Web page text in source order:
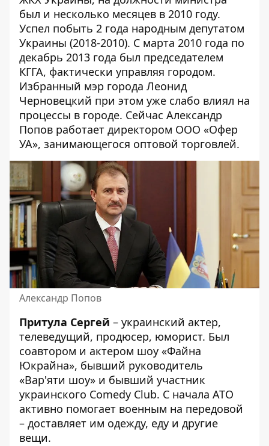
был и несколько месяцев в 2010 году.
Успел побыть 2 года народным депутатом
Украины (2018-2010). С марта 2010 года по
декабрь 2013 года был председателем
КГГА, фактически управляя городом.
Избранный мэр города Леонид
Черновецкий при этом уже слабо влиял на
процессы в городе. Сейчас Александр
Попов работает директором ООО «Офер
УА», занимающегося оптовой торговлей.
Александр Попов
Притула Сергей – украинский актер,
телеведущий, продюсер, юморист. Был
соавтором и актером шоу «Файна
Юкрайна», бывший руководитель
«Вар'яти шоу» и бывший участник
украинского Comedy Club. С начала АТО
активно помогает военным на передовой
– доставляет им одежду, еду и другие
вещи.